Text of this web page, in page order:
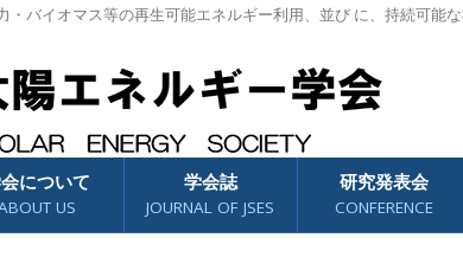
・バイオマス等の再生可能エネルギー利用、並び に、持続可
について
US
学会誌
JOURNAL OF JSES
研究発表会
CONFERENCE